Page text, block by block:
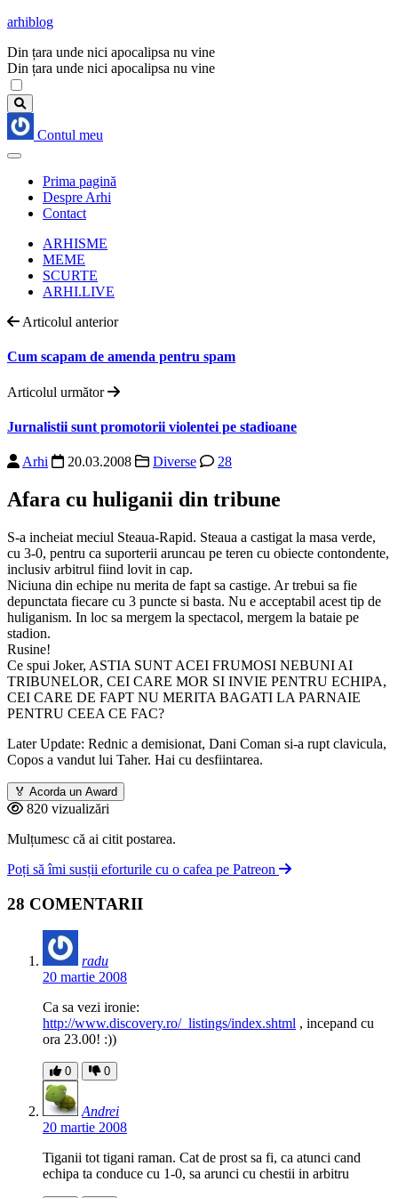
arhiblog
Din țara unde nici apocalipsa nu vine
Din țara unde nici apocalipsa nu vine
Contul meu
Prima pagină
Despre Arhi
Contact
ARHISME
MEME
SCURTE
ARHI.LIVE
Articolul anterior
Cum scapam de amenda pentru spam
Articolul următor
Jurnalistii sunt promotorii violentei pe stadioane
Arhi 20.03.2008 Diverse 28
Afara cu huliganii din tribune
S-a incheiat meciul Steaua-Rapid. Steaua a castigat la masa verde,
cu 3-0, pentru ca suporterii aruncau pe teren cu obiecte contondente,
inclusiv arbitrul fiind lovit in cap.
Niciuna din echipe nu merita de fapt sa castige. Ar trebui sa fie
depunctata fiecare cu 3 puncte si basta. Nu e acceptabil acest tip de
huliganism. In loc sa mergem la spectacol, mergem la bataie pe
stadion.
Rusine!
Ce spui Joker, ASTIA SUNT ACEI FRUMOSI NEBUNI AI
TRIBUNELOR, CEI CARE MOR SI INVIE PENTRU ECHIPA,
CEI CARE DE FAPT NU MERITA BAGATI LA PARNAIE
PENTRU CEEA CE FAC?
Later Update: Rednic a demisionat, Dani Coman si-a rupt clavicula,
Copos a vandut lui Taher. Hai cu desfiintarea.
🏅 Acorda un Award
820 vizualizări
Mulțumesc că ai citit postarea.
Poți să îmi susții eforturile cu o cafea pe Patreon
28 COMENTARII
radu
20 martie 2008
Ca sa vezi ironie:
http://www.discovery.ro/_listings/index.shtml , incepand cu
ora 23.00! :))
0 0
Andrei
20 martie 2008
Tiganii tot tigani raman. Cat de prost sa fi, ca atunci cand
echipa ta conduce cu 1-0, sa arunci cu chestii in arbitru